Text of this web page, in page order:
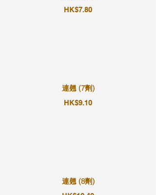
HK$7.80
連翹 (7劑)
HK$9.10
連翹 (8劑)